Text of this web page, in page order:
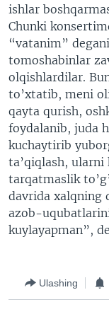
ishlar
Chunki
“vatanim”
tomoshabinlar
olqishlardilar.
to’xtatib, meni
qayta qurish,
foydalanib, juda
kuchaytirib
ta’qiqlash, ularni
tarqatmaslik
davrida xalqning
azob-
kuylayapman”,
Ulashing